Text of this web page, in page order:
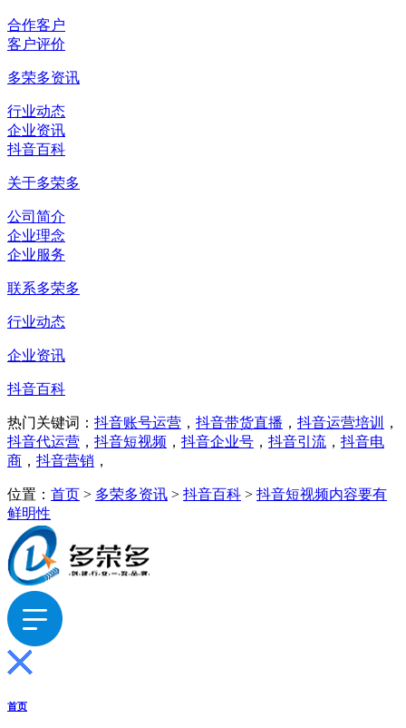
合作客户
客户评价
多荣多资讯
行业动态
企业资讯
抖音百科
关于多荣多
公司简介
企业理念
企业服务
联系多荣多
行业动态
企业资讯
抖音百科
热门关键词： 抖音账号运营 ， 抖音带货直播 ， 抖音运营培训
，
抖音代运营 ， 抖音短视频 ， 抖音企业号 ， 抖音引流 ， 抖音电
商 ， 抖音营销 ，
位置： 首页 > 多荣多资讯 > 抖音百科 > 抖音短视频内容要有
鲜明性
首页